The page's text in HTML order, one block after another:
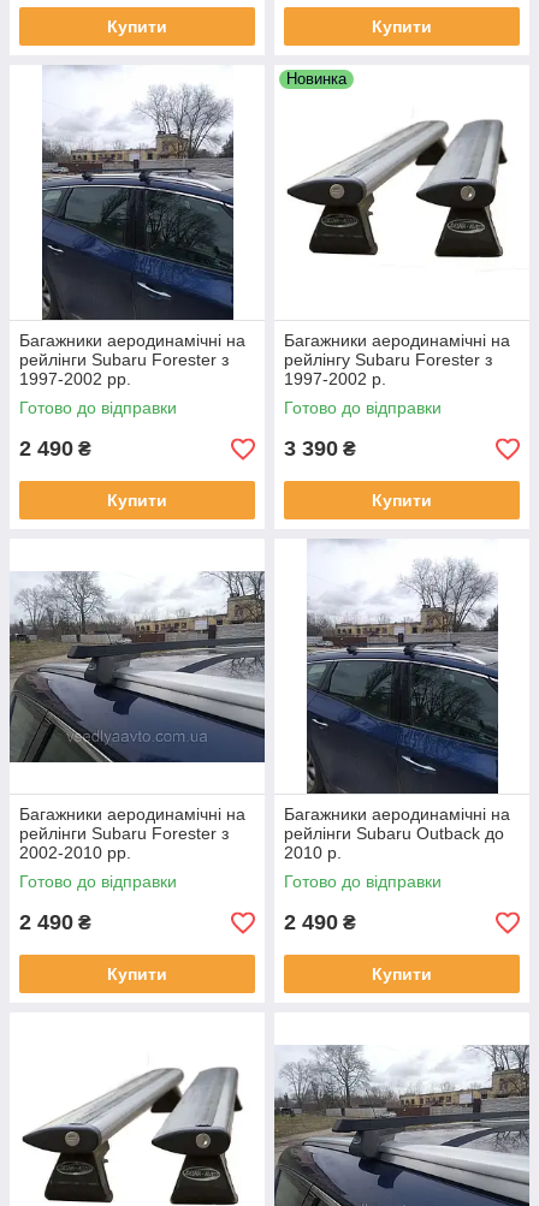
Купити Купити
Багажники аеродинамічні на
рейлінги Subaru Forester з
1997-2002 рр.
Готово до відправки
2 490 ₴
Купити
Новинка
Багажники аеродинамічні на
рейлінгу Subaru Forester з
1997-2002 р.
Готово до відправки
3 390 ₴
Купити
Багажники аеродинамічні на
рейлінги Subaru Forester з
2002-2010 рр.
Готово до відправки
2 490 ₴
Купити
Багажники аеродинамічні на
рейлінги Subaru Outback до
2010 р.
Готово до відправки
2 490 ₴
Купити